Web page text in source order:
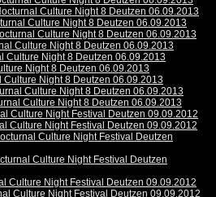
Culture Night 8 Deutzen 06.09.2013
Culture Night 8 Deutzen 06.09.2013
Culture Night 8 Deutzen 06.09.2013
Culture Night 8 Deutzen 06.09.2013
Culture Night 8 Deutzen 06.09.2013
Night 8 Deutzen 06.09.2013
Culture Night 8 Deutzen 06.09.2013
Culture Night 8 Deutzen 06.09.2013
Culture Night 8 Deutzen 06.09.2013
Culture Night Festival Deutzen 09.09.2012
Culture Night Festival Deutzen 09.09.2012
Culture Night Festival Deutzen
Culture Night Festival Deutzen
Culture Night Festival Deutzen 09.09.2012
Culture Night Festival Deutzen 09.09.2012